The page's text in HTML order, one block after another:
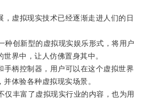
虚拟现实技术已经逐渐走进人们的日
创新型的虚拟现实娱乐形式，将用户
界中，让人仿佛置身其中。
柄控制器，用户可以在这个虚拟世界
体验各种虚拟现实场景。
丰富了虚拟现实行业的内容，也为用